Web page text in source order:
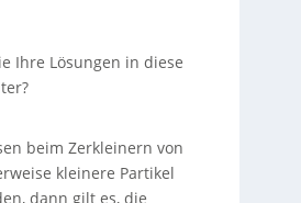
Ihre Lösungen in diese
beim Zerkleinern von
kleinere Partikel
dann gilt es, die